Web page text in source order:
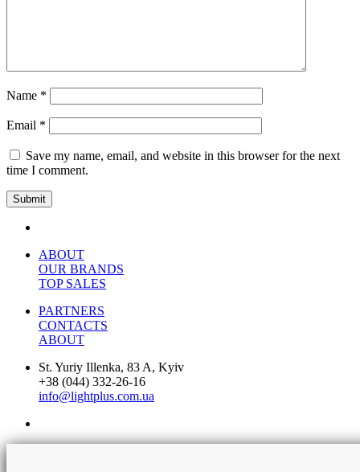
Name *
Email *
Save my name, email, and website in this browser for the next
time I comment.
ABOUT
OUR BRANDS
TOP SALES
PARTNERS
CONTACTS
ABOUT
St. Yuriy Illenka, 83 A, Kyiv
+38 (044) 332-26-16
info@lightplus.com.ua